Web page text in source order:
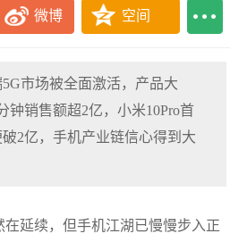
微博 空间
市场被全面激活，产品大
钟销售额超2亿，小米10Pro首
2亿，手机产业链信心得到大
在延续，但手机江湖已慢慢步入正